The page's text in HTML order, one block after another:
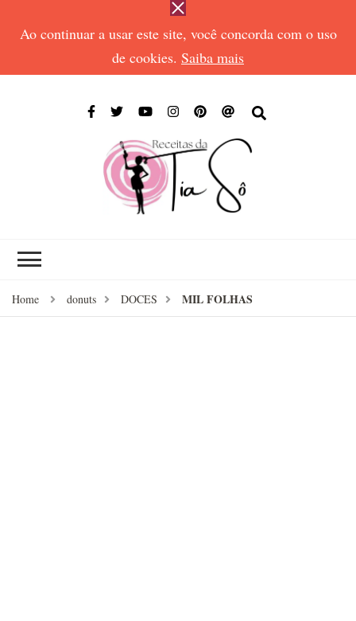
Ao continuar a usar este site, você concorda com o uso
de cookies. Saiba mais
Home donuts DOCES MIL FOLHAS